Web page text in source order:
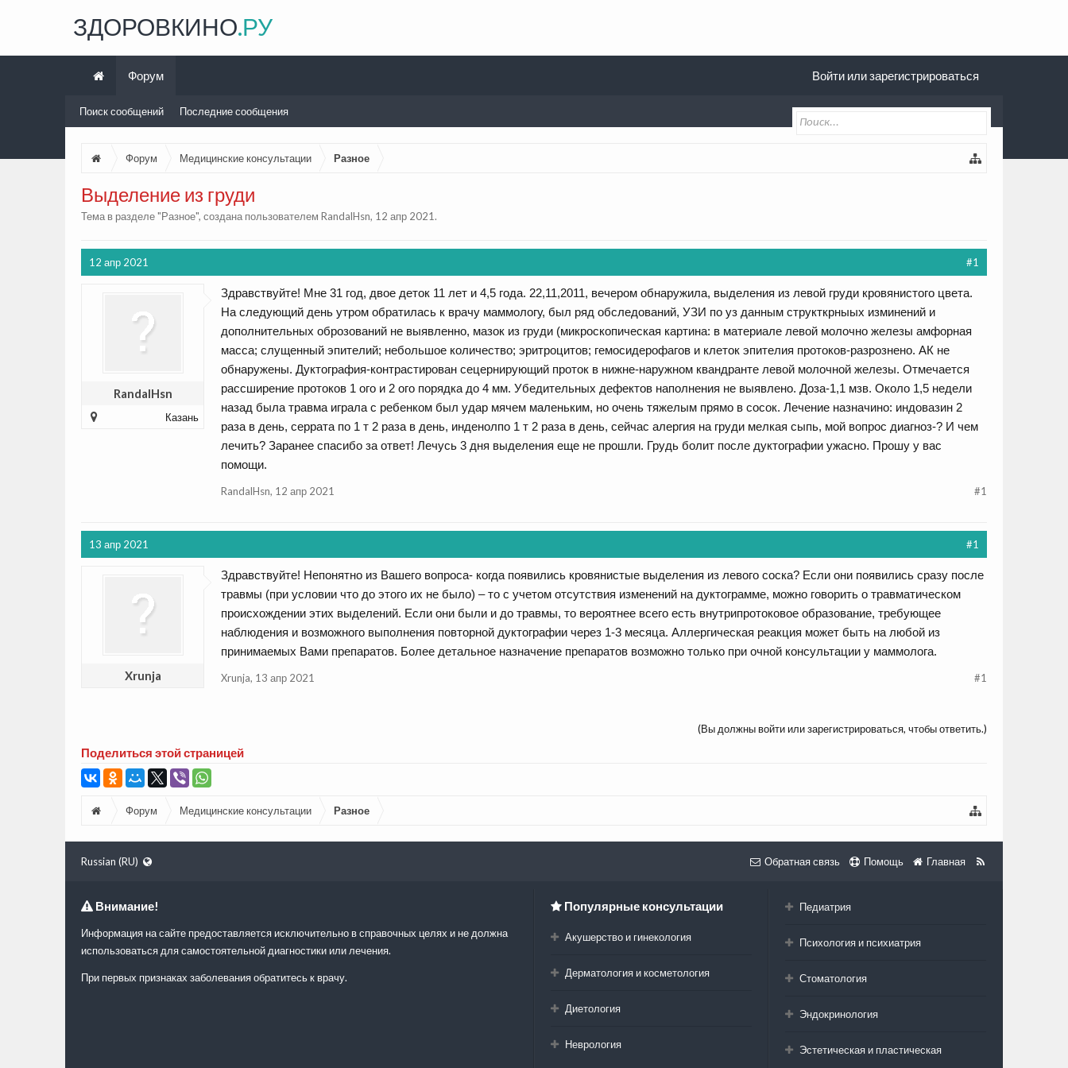
Форум Медицинские консультации Разное
Выделение из груди
Тема в разделе "Разное", создана пользователем RandalHsn, 12 апр 2021.
12 апр 2021 #1
RandalHsn
Казань
Здравствуйте! Мне 31 год, двое деток 11 лет и 4,5 года. 22,11,2011, вечером обнаружила, выделения из левой груди кровянистого цвета.
На следующий день утром обратилась к врачу маммологу, был ряд обследований, УЗИ по уз данным структкрныых изминений и
дополнительных оброзований не выявленно, мазок из груди (микроскопическая картина: в материале левой молочно железы амфорная
масса; слущенный эпителий; небольшое количество; эритроцитов; гемосидерофагов и клеток эпителия протоков-разрознено. АК не
обнаружены. Дуктография-контрастирован сецернирующий проток в нижне-наружном квандранте левой молочной железы. Отмечается
рассширение протоков 1 ого и 2 ого порядка до 4 мм. Убедительных дефектов наполнения не выявлено. Доза-1,1 мзв. Около 1,5 недели
назад была травма играла с ребенком был удар мячем маленьким, но очень тяжелым прямо в сосок. Лечение назначино: индовазин 2
раза в день, серрата по 1 т 2 раза в день, инденолпо 1 т 2 раза в день, сейчас алергия на груди мелкая сыпь, мой вопрос диагноз-? И чем
лечить? Заранее спасибо за ответ! Лечусь 3 дня выделения еще не прошли. Грудь болит после дуктографии ужасно. Прошу у вас
помощи.
RandalHsn, 12 апр 2021 #1
13 апр 2021 #1
Xrunja
Здравствуйте! Непонятно из Вашего вопроса- когда появились кровянистые выделения из левого соска? Если они появились сразу после
травмы (при условии что до этого их не было) – то с учетом отсутствия изменений на дуктограмме, можно говорить о травматическом
происхождении этих выделений. Если они были и до травмы, то вероятнее всего есть внутрипротоковое образование, требующее
наблюдения и возможного выполнения повторной дуктографии через 1-3 месяца. Аллергическая реакция может быть на любой из
принимаемых Вами препаратов. Более детальное назначение препаратов возможно только при очной консультации у маммолога.
Xrunja, 13 апр 2021 #1
(Вы должны войти или зарегистрироваться, чтобы ответить.)
Поделиться этой страницей
Форум Медицинские консультации Разное
ЗДОРОВКИНО.РУ
Форум
Поиск сообщений Последние сообщения
Войти или зарегистрироваться
Russian (RU) Обратная связь Помощь Главная
Внимание!
Информация на сайте предоставляется исключительно в справочных целях и не должна
использоваться для самостоятельной диагностики или лечения.
При первых признаках заболевания обратитесь к врачу.
Популярные консультации
Акушерство и гинекология
Дерматология и косметология
Диетология
Неврология
Педиатрия
Психология и психиатрия
Стоматология
Эндокринология
Эстетическая и пластическая